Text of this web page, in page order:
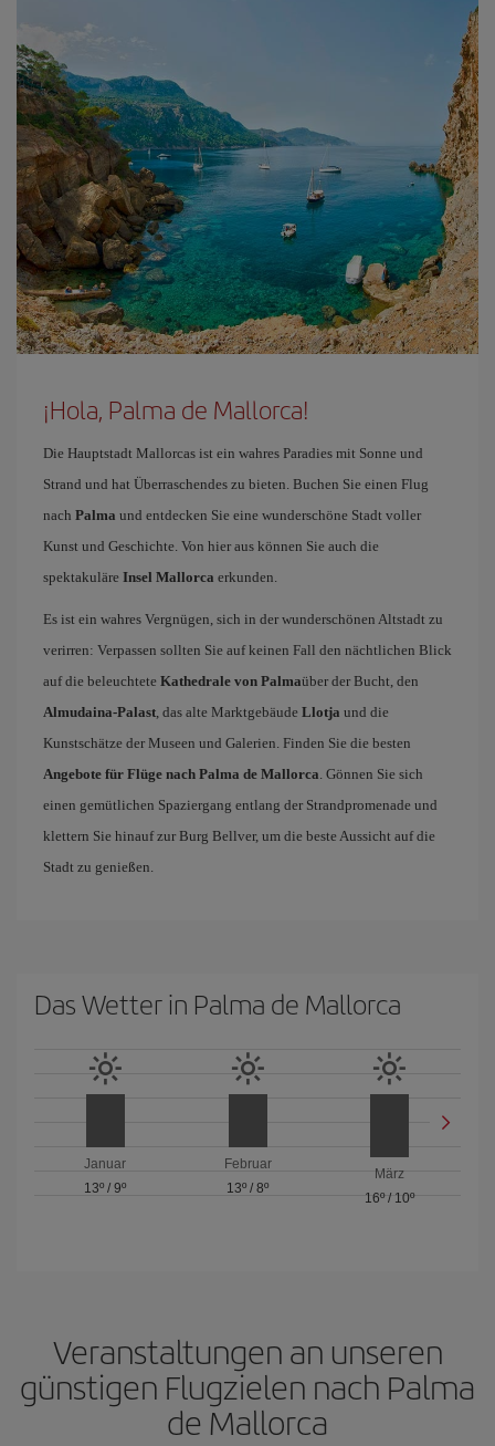
¡Hola, Palma de Mallorca!
Die Hauptstadt Mallorcas ist ein wahres Paradies mit Sonne und
Strand und hat Überraschendes zu bieten. Buchen Sie einen Flug
nach Palma und entdecken Sie eine wunderschöne Stadt voller
Kunst und Geschichte. Von hier aus können Sie auch die
spektakuläre Insel Mallorca erkunden.
Es ist ein wahres Vergnügen, sich in der wunderschönen Altstadt zu
verirren: Verpassen sollten Sie auf keinen Fall den nächtlichen Blick
auf die beleuchtete Kathedrale von Palmaüber der Bucht, den
Almudaina-Palast, das alte Marktgebäude Llotja und die
Kunstschätze der Museen und Galerien. Finden Sie die besten
Angebote für Flüge nach Palma de Mallorca. Gönnen Sie sich
einen gemütlichen Spaziergang entlang der Strandpromenade und
klettern Sie hinauf zur Burg Bellver, um die beste Aussicht auf die
Stadt zu genießen.
Das Wetter in Palma de Mallorca
Januar
13º /9º
Februar
13º / 8º
März
16º/ 10º
Veranstaltungen an unseren
günstigen Flugzielen nach Palma
de Mallorca